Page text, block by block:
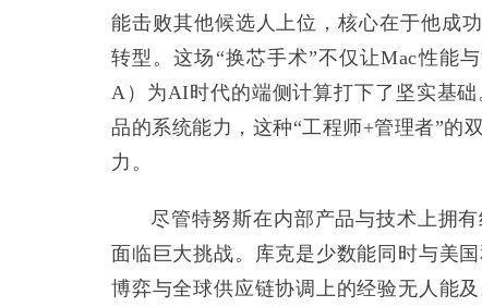
能击败其他候选人上位，核心在于他成
转型。这场“换芯手术”不仅让Mac性能
A）为AI时代的端侧计算打下了坚实基
品的系统能力，这种“工程师+管理者”的
力。
尽管特努斯在内部产品与技术上拥
面临巨大挑战。库克是少数能同时与美
博弈与全球供应链协调上的经验无人能